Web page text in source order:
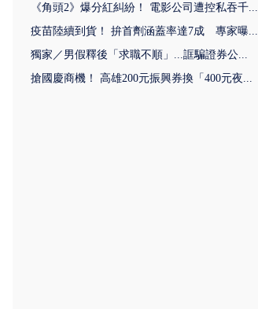
《角頭2》爆分紅糾紛！ 電影公司遭控私吞千...
疫苗陸續到貨！ 拚首劑涵蓋率達7成 專家曝...
獨家／男假釋後「求職不順」...誆騙證券公...
搶國慶商機！ 高雄200元振興券換「400元夜...